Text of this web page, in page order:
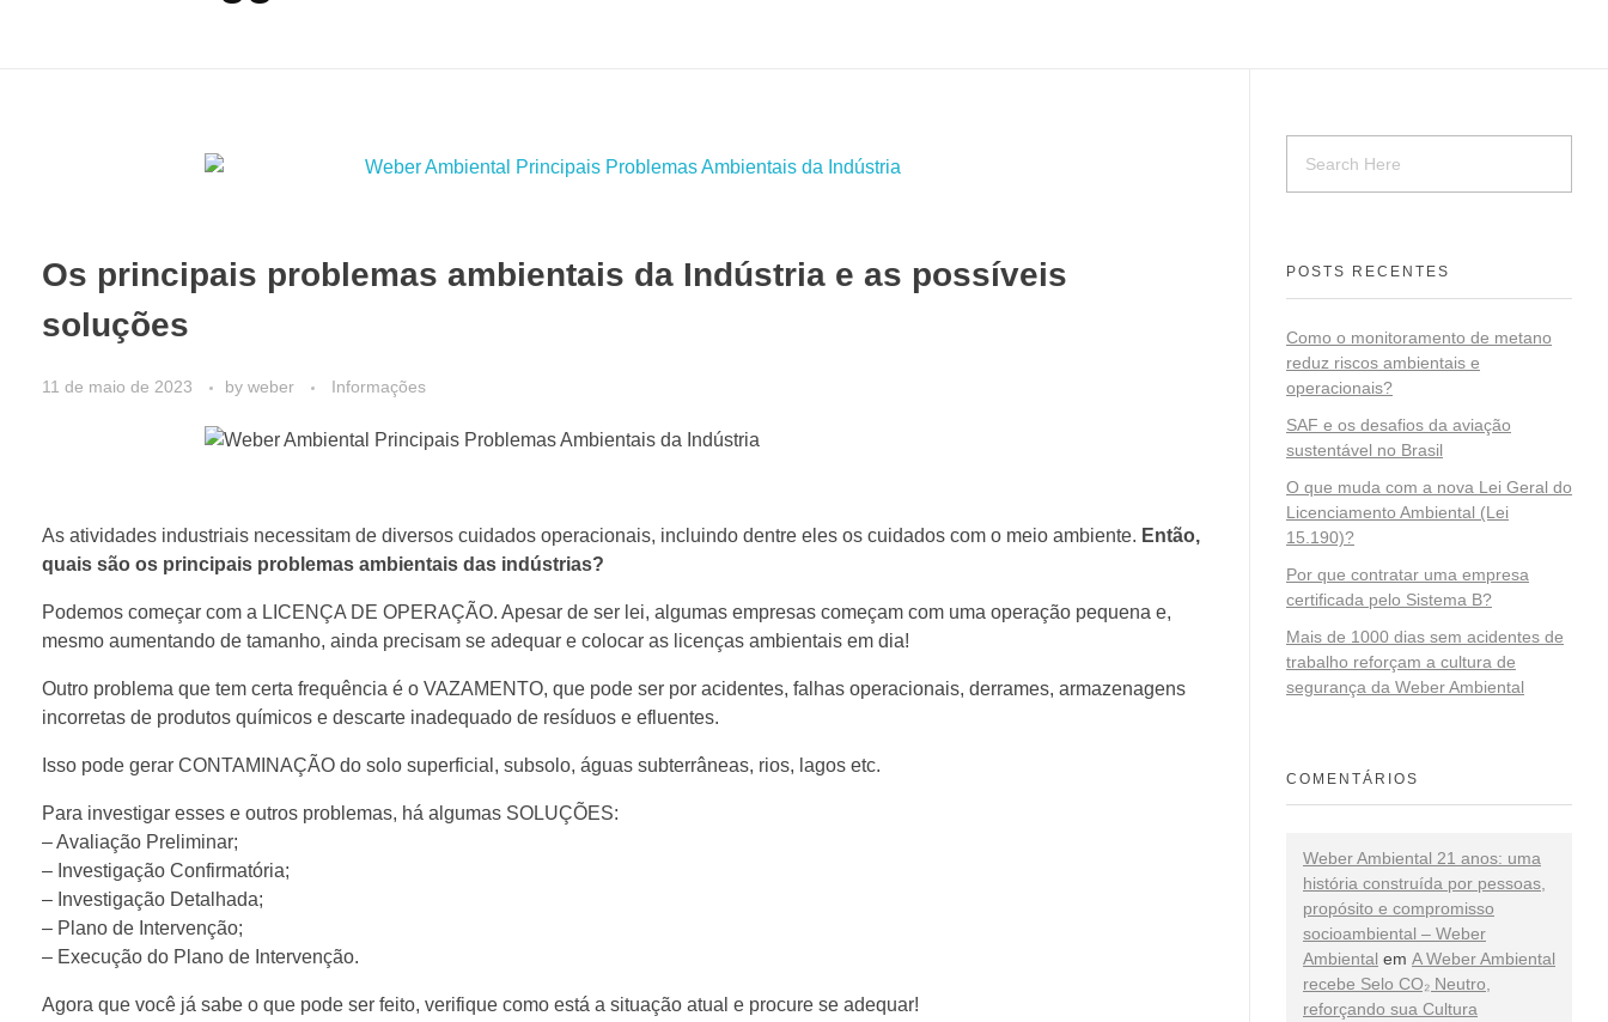
Os principais problemas ambientais da Indústria e as possíveis
soluções
11 de maio de 2023 by weber Informações
As atividades industriais necessitam de diversos cuidados operacionais, incluindo dentre eles os cuidados com o meio ambiente. Então,
quais são os principais problemas ambientais das indústrias?
Podemos começar com a LICENÇA DE OPERAÇÃO. Apesar de ser lei, algumas empresas começam com uma operação pequena e,
mesmo aumentando de tamanho, ainda precisam se adequar e colocar as licenças ambientais em dia!
Outro problema que tem certa frequência é o VAZAMENTO, que pode ser por acidentes, falhas operacionais, derrames, armazenagens
incorretas de produtos químicos e descarte inadequado de resíduos e efluentes.
Isso pode gerar CONTAMINAÇÃO do solo superficial, subsolo, águas subterrâneas, rios, lagos etc.
Para investigar esses e outros problemas, há algumas SOLUÇÕES:
– Avaliação Preliminar;
– Investigação Confirmatória;
– Investigação Detalhada;
– Plano de Intervenção;
– Execução do Plano de Intervenção.
Agora que você já sabe o que pode ser feito, verifique como está a situação atual e procure se adequar!
POSTS RECENTES
Como o monitoramento de metano
reduz riscos ambientais e
operacionais?
SAF e os desafios da aviação
sustentável no Brasil
O que muda com a nova Lei Geral do
Licenciamento Ambiental (Lei
15.190)?
Por que contratar uma empresa
certificada pelo Sistema B?
Mais de 1000 dias sem acidentes de
trabalho reforçam a cultura de
segurança da Weber Ambiental
COMENTÁRIOS
Weber Ambiental 21 anos: uma
história construída por pessoas,
propósito e compromisso
socioambiental – Weber
Ambiental em A Weber Ambiental
recebe Selo CO₂ Neutro,
reforçando sua Cultura